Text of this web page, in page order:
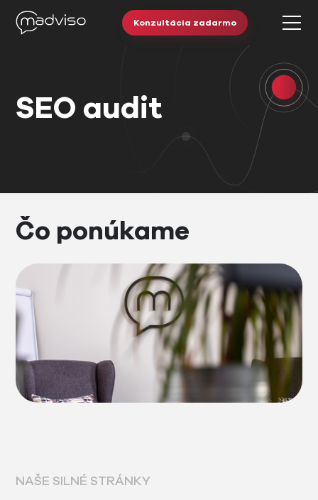
Konzultácia zadarmo
SEO audit
Čo ponúkame
NAŠE SILNÉ STRÁNKY